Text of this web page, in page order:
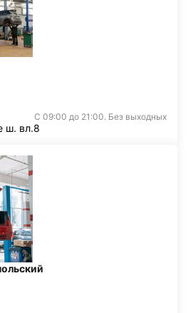
С 09:00 до 21:00. Без выходных
ш. вл.8